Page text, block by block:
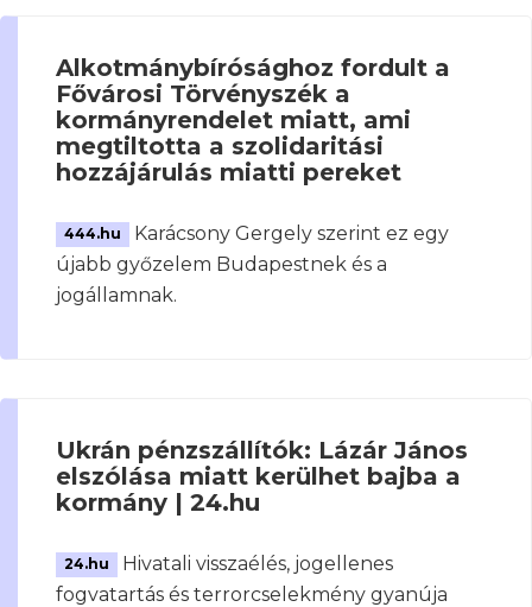
Alkotmánybírósághoz fordult a
Fővárosi Törvényszék a
kormányrendelet miatt, ami
megtiltotta a szolidaritási
hozzájárulás miatti pereket
444.hu
Karácsony Gergely szerint ez egy
újabb győzelem Budapestnek és a
jogállamnak.
Ukrán pénzszállítók: Lázár János
elszólása miatt kerülhet bajba a
kormány | 24.hu
24.hu
Hivatali visszaélés, jogellenes
fogvatartás és terrorcselekmény gyanúja